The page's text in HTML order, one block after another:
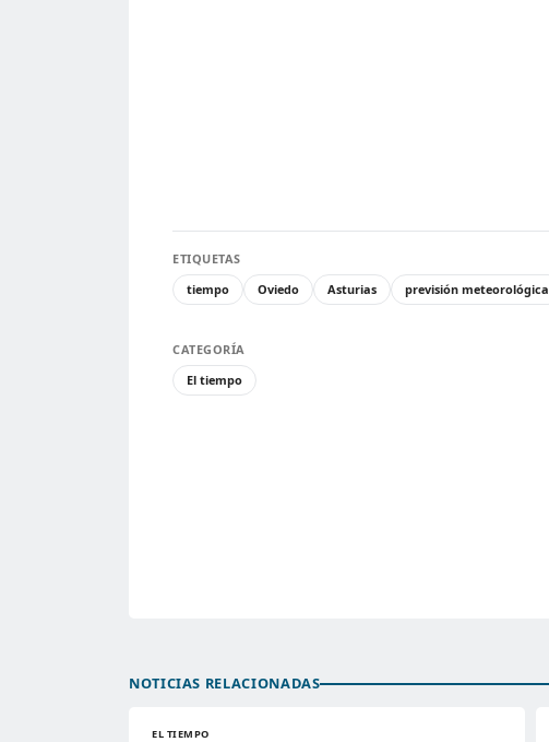
ETIQUETAS
tiempo
Oviedo Asturias previsión meteorológica
CATEGORÍA
El tiempo
NOTICIAS RELACIONADAS
EL TIEMPO